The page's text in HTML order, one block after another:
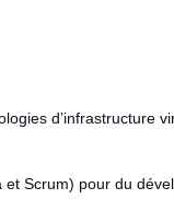
d’infrastructure
Scrum) pour du